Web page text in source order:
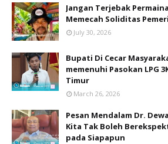
Jangan Terjebak
Memecah Soliditas
July 30, 2026
Bupati Di Cecar
memenuhi Pasokan LPG
Timur
March 26, 2026
Pesan Mendalam Dr.
Kita Tak Boleh
pada Siapapun